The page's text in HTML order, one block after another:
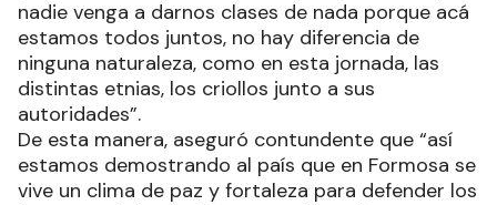
nadie venga a darnos clases de nada porque acá
estamos todos juntos, no hay diferencia de
ninguna naturaleza, como en esta jornada, las
distintas etnias, los criollos junto a sus
autoridades”.
De esta manera, aseguró contundente que “así
estamos demostrando al país que en Formosa se
vive un clima de paz y fortaleza para defender los